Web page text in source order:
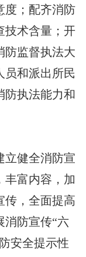
度；配齐消防
技术含量；开
防监督执法大
员和派出所民
防执法能力和
健全消防宣
丰富内容，加
传，全面提高
消防宣传“六
安全提示性